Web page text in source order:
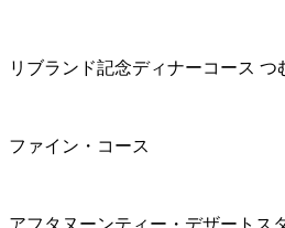
リブランド記念ディナーコース つ
ファイン・コース
アフタヌーンティー・デザートス